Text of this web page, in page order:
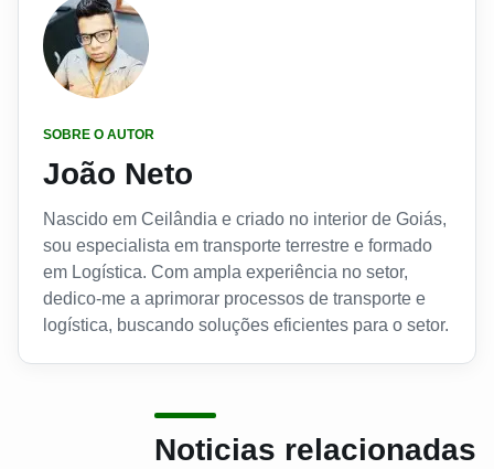
SOBRE O AUTOR
João Neto
Nascido em Ceilândia e criado no interior de Goiás,
sou especialista em transporte terrestre e formado
em Logística. Com ampla experiência no setor,
dedico-me a aprimorar processos de transporte e
logística, buscando soluções eficientes para o setor.
Noticias relacionadas